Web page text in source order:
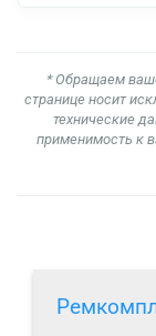
* Обращаем
странице носит
технические
применимость к